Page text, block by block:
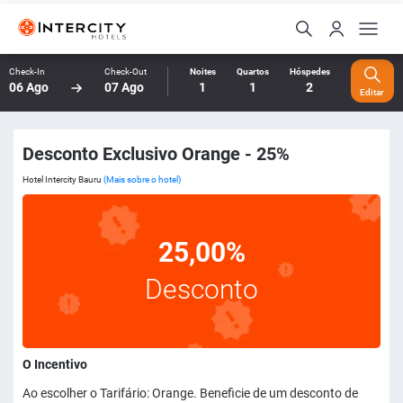
Check-In
06 Ago
Check-Out
07 Ago
Noites
1
Quartos
1
Hóspedes
2 Editar
Desconto Exclusivo Orange - 25%
Hotel Intercity Bauru (Mais sobre o hotel)
25,00%
Desconto
O Incentivo
Ao escolher o Tarifário: Orange. Beneficie de um desconto de